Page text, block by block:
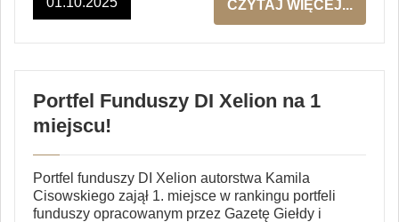
CZYTAJ WIĘCEJ...
Portfel Funduszy DI Xelion na 1
miejscu!
Portfel funduszy DI Xelion autorstwa Kamila
Cisowskiego zajął 1. miejsce w rankingu portfeli
funduszy opracowanym przez Gazetę Giełdy i